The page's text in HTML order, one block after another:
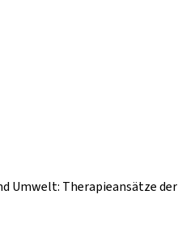
Umwelt: Therapieansätze der